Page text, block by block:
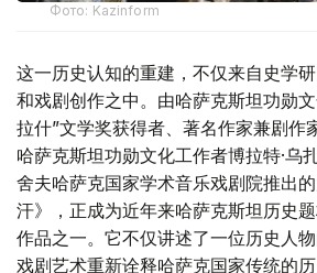
Фото: Kazinform
这一历史认知的重建，不仅来自史学
和戏剧创作之中。由哈萨克斯坦功勋
拉什”文学奖获得者、著名作家兼剧作
哈萨克斯坦功勋文化工作者博拉特·乌
舍夫哈萨克国家学术音乐戏剧院推出
汗》，正成为近年来哈萨克斯坦历史
作品之一。它不仅讲述了一位历史人
戏剧艺术重新诠释哈萨克国家传统的历